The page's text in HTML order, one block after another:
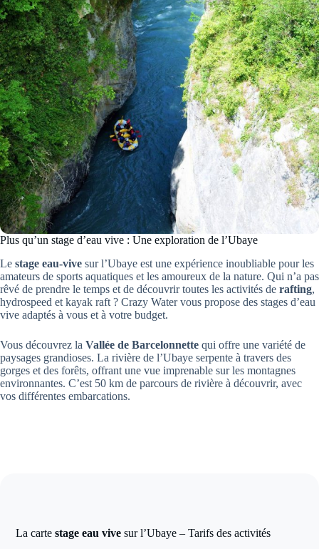
Plus qu’un stage d’eau vive : Une exploration de l’Ubaye
Le stage eau-vive sur l’Ubaye est une expérience inoubliable pour les
amateurs de sports aquatiques et les amoureux de la nature. Qui n’a pas
rêvé de prendre le temps et de découvrir toutes les activités de rafting,
hydrospeed et kayak raft ? Crazy Water vous propose des stages d’eau
vive adaptés à vous et à votre budget.
Vous découvrez la Vallée de Barcelonnette qui offre une variété de
paysages grandioses. La rivière de l’Ubaye serpente à travers des
gorges et des forêts, offrant une vue imprenable sur les montagnes
environnantes. C’est 50 km de parcours de rivière à découvrir, avec
vos différentes embarcations.
La cartestage eau vive sur l’Ubaye – Tarifs des activités